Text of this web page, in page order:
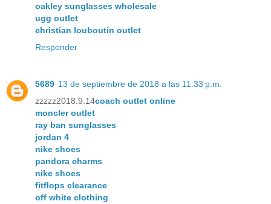
oakley sunglasses wholesale
ugg outlet
christian louboutin outlet
Responder
5689 13 de septiembre de 2018 a las 11:33 p.m.
zzzzz2018.9.14coach outlet online
moncler outlet
ray ban sunglasses
jordan 4
nike shoes
pandora charms
nike shoes
fitflops clearance
off white clothing